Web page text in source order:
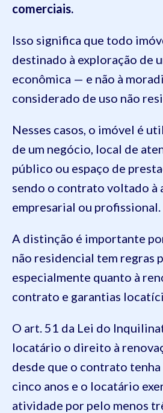
comerciais.
Isso significa que todo
destinado à exploração de
econômica — e não à
considerado de uso não
Nesses casos, o imóvel é
de um negócio, local de
público ou espaço de
sendo o contrato voltado à
empresarial ou profissional.
A distinção é importante
não residencial tem regras
especialmente quanto à
contrato e garantias
O art. 51 da Lei do
locatário o direito à
desde que o contrato
cinco anos e o locatário
atividade por pelo menos